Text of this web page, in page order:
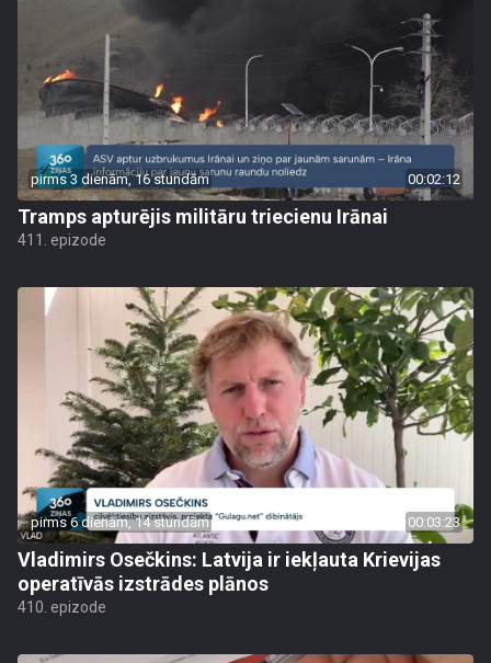
pirms 3 dienām, 16 stundām 00:02:12
Tramps apturējis militāru triecienu Irānai
411. epizode
pirms 6 dienām, 14 stundām 00:03:23
Vladimirs Osečkins: Latvija ir iekļauta Krievijas
operatīvās izstrādes plānos
410. epizode